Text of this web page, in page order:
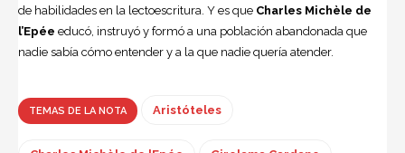
de habilidades en la lectoescritura. Y es que Charles Michèle de
l’Epée educó, instruyó y formó a una población abandonada que
nadie sabía cómo entender y a la que nadie quería atender.
TEMAS DE LA NOTA Aristóteles